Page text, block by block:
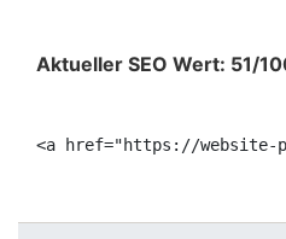
Aktueller SEO Wert: 51/
<a href="https://website-